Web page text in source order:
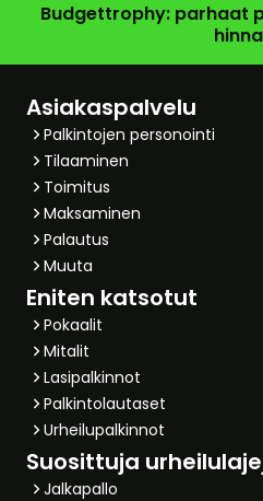
Budgettrophy: parhaat
Asiakaspalvelu
Palkintojen personointi
Tilaaminen
Toimitus
Maksaminen
Palautus
Muuta
Eniten katsotut
Pokaalit
Mitalit
Lasipalkinnot
Palkintolautaset
Urheilupalkinnot
Suosittuja
Jalkapallo